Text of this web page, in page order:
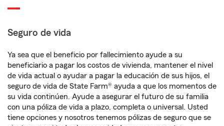
Seguro de vida
Ya sea que el beneficio por fallecimiento ayude a su
beneficiario a pagar los costos de vivienda, mantener el nivel
de vida actual o ayudar a pagar la educación de sus hijos, el
seguro de vida de State Farm® ayuda a que los momentos de
su vida continúen. Ayude a asegurar el futuro de su familia
con una póliza de vida a plazo, completa o universal. Usted
tiene opciones y nosotros tenemos pólizas de seguro que se